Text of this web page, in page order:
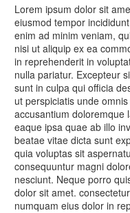
Lorem ipsum dolor sit
eiusmod tempor
enim ad minim veniam,
nisi ut aliquip ex ea
in reprehenderit in
nulla pariatur. Excepteur
sunt in culpa qui officia
ut perspiciatis unde
accusantium doloremque
eaque ipsa quae ab illo
beatae vitae dicta sunt
quia voluptas sit
consequuntur magni
nesciunt. Neque porro
dolor sit amet.
numquam eius dolor in